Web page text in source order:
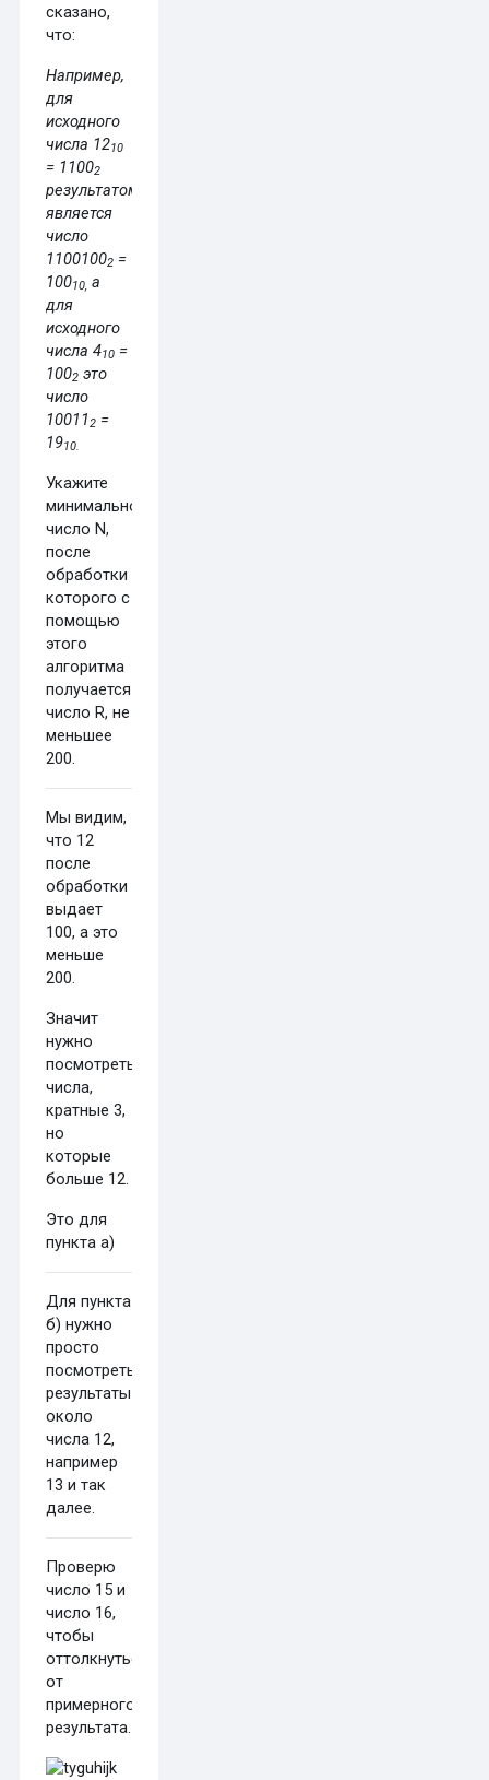
сказано,
что:
Например,
для
исходного
числа 1210
= 11002
результатом
является
число
11001002 =
10010, а
для
исходного
числа 410 =
1002 это
число
100112 =
1910.
Укажите
минимальное
число N,
после
обработки
которого с
помощью
этого
алгоритма
получается
число R, не
меньшее
200.
Мы видим,
что 12
после
обработки
выдает
100, а это
меньше
200.
Значит
нужно
посмотреть
числа,
кратные 3,
но
которые
больше 12.
Это для
пункта а)
Для пункта
б) нужно
просто
посмотреть
результаты
около
числа 12,
например
13 и так
далее.
Проверю
число 15 и
число 16,
чтобы
оттолкнуться
от
примерного
результата.